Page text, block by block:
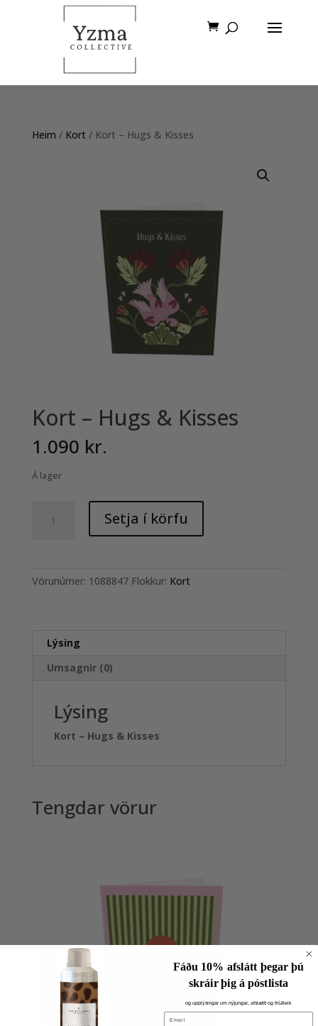
Heim / Kort / Kort – Hugs & Kisses
Kort – Hugs & Kisses
1.090 kr.
Á lager
Setja í körfu
Vörunúmer: 1088847 Flokkur: Kort
Lýsing
Umsagnir (0)
Lýsing
Kort – Hugs & Kisses
Tengdar vörur
Fáðu 10% afslátt þegar þú
skráir þig á póstlista
og upplýsingar um nýjungar, afslætti og fróðleik
Email